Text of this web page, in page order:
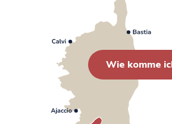
Wie komme